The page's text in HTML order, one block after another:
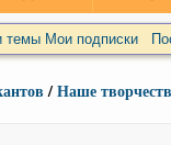
темы Мои подписки
/Наше